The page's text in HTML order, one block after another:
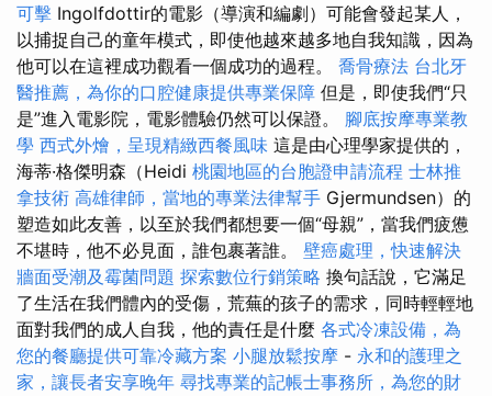
可擊 Ingolfdottir的電影（導演和編劇）可能會發起某人，
以捕捉自己的童年模式，即使他越來越多地自我知識，因為
他可以在這裡成功觀看一個成功的過程。 喬骨療法 台北牙
醫推薦，為你的口腔健康提供專業保障 但是，即使我們“只
是”進入電影院，電影體驗仍然可以保證。 腳底按摩專業教
學 西式外燴，呈現精緻西餐風味 這是由心理學家提供的，
海蒂·格傑明森（Heidi 桃園地區的台胞證申請流程 士林推
拿技術 高雄律師，當地的專業法律幫手 Gjermundsen）的
塑造如此友善，以至於我們都想要一個“母親”，當我們疲憊
不堪時，他不必見面，誰包裹著誰。 壁癌處理，快速解決
牆面受潮及霉菌問題 探索數位行銷策略 換句話說，它滿足
了生活在我們體內的受傷，荒蕪的孩子的需求，同時輕輕地
面對我們的成人自我，他的責任是什麼 各式冷凍設備，為
您的餐廳提供可靠冷藏方案 小腿放鬆按摩 - 永和的護理之
家，讓長者安享晚年 尋找專業的記帳士事務所，為您的財